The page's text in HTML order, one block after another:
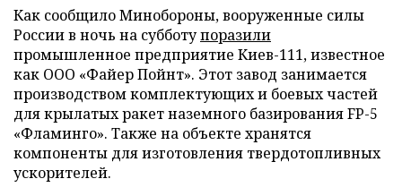
Как сообщило Минобороны, вооруженные силы
России в ночь на субботупоразили
промышленное предприятие Киев-111, известное
как ООО «Файер Пойнт». Этот завод занимается
производством комплектующих и боевых частей
для крылатых ракет наземного базирования FP-5
«Фламинго». Также на объекте хранятся
компоненты для изготовления твердотопливных
ускорителей.